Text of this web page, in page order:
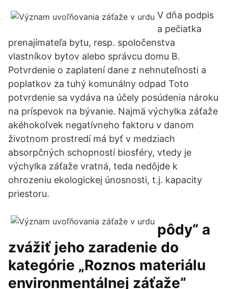
V dňa podpis
a pečiatka
prenajímateľa bytu, resp. spoločenstva
vlastníkov bytov alebo správcu domu B.
Potvrdenie o zaplatení dane z nehnuteľnosti a
poplatkov za tuhý komunálny odpad Toto
potvrdenie sa vydáva na účely posúdenia nároku
na príspevok na bývanie. Najmä výchylka záťaže
akéhokoľvek negatívneho faktoru v danom
životnom prostredí má byť v medziach
absorpčných schopností biosféry, vtedy je
výchylka záťaže vratná, teda nedôjde k
ohrozeniu ekologickej únosnosti, t.j. kapacity
priestoru.
pôdy“ a
zvážiť jeho zaradenie do
kategórie „Roznos materiálu
environmentálnej záťaže“